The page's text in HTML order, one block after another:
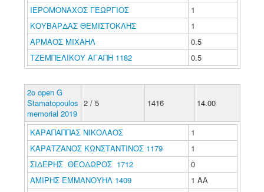
ΙΕΡΟΜΟΝΑΧΟΣ ΓΕΩΡΓΙΟΣ
1
ΚΟΥΒΑΡΔΑΣ ΘΕΜΙΣΤΟΚΛΗΣ
1
ΑΡΜΑΟΣ ΜΙΧΑΗΛ
0.5
ΤΖΕΜΠΕΛΙΚΟΥ ΑΓΑΠΗ 1182
0.5
2o open G
Stamatopoulos
memorial 2019
2 / 5 1416 14.00
ΚΑΡΑΠΑΠΠΑΣ ΝΙΚΟΛΑΟΣ
1
ΚΑΡΑΤΖΑΝΟΣ ΚΩΝΣΤΑΝΤΙΝΟΣ 1179
1
ΣΙΔΕΡΗΣ ΘΕΟΔΩΡΟΣ 1712
0
ΑΜΙΡΗΣ ΕΜΜΑΝΟΥΗΛ 1409
1 ΑΑ